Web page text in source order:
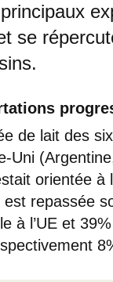
se
de lait des
Uni
orientée à
repassée
à l’UE et